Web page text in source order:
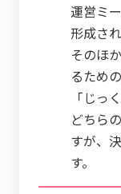
運営ミ
形成され
そのほ
るため
「じっ
どちら
すが、
す。